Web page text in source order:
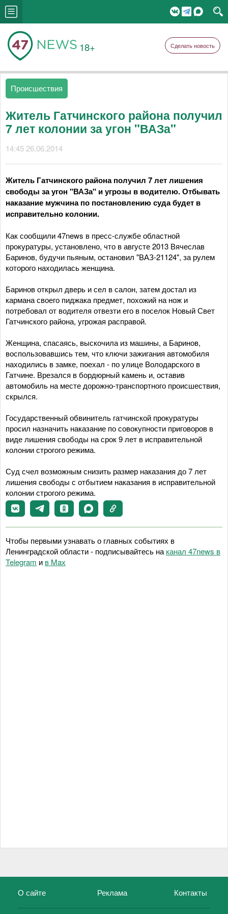
18+ Сделать новость
Происшествия
Житель Гатчинского района получил
7 лет колонии за угон "ВАЗа"
14:45 26.06.2014
Житель Гатчинского района получил 7 лет лишения
свободы за угон "ВАЗа" и угрозы в водителю. Отбывать
наказание мужчина по постановлению суда будет в
исправительно колонии.
Как сообщили 47news в пресс-службе областной
прокуратуры, установлено, что в августе 2013 Вячеслав
Баринов, будучи пьяным, остановил "ВАЗ-21124", за рулем
которого находилась женщина.
Баринов открыл дверь и сел в салон, затем достал из
кармана своего пиджака предмет, похожий на нож и
потребовал от водителя отвезти его в поселок Новый Свет
Гатчинского района, угрожая расправой.
Женщина, спасаясь, выскочила из машины, а Баринов,
воспользовавшись тем, что ключи зажигания автомобиля
находились в замке, поехал - по улице Володарского в
Гатчине. Врезался в бордюрный камень и, оставив
автомобиль на месте дорожно-транспортного происшествия,
скрылся.
Государственный обвинитель гатчинской прокуратуры
просил назначить наказание по совокупности приговоров в
виде лишения свободы на срок 9 лет в исправительной
колонии строгого режима.
Суд счел возможным снизить размер наказания до 7 лет
лишения свободы с отбытием наказания в исправительной
колонии строгого режима.
Чтобы первыми узнавать о главных событиях в
Ленинградской области - подписывайтесь на канал 47news в
Telegram и в Maх
О сайте Реклама Контакты